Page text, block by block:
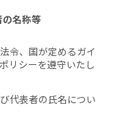
名称等
令、国が定めるガイ
リシーを遵守いたし
代表者の氏名につい